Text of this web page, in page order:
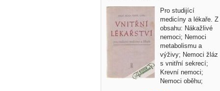
Pro studijící
medicíny a lékaře. Z
obsahu: Nákažlivé
nemoci; Nemoci
metabolismu a
výživy; Nemoci žláz
s vnitřní sekrecí;
Krevní nemoci;
Nemoci oběhu;